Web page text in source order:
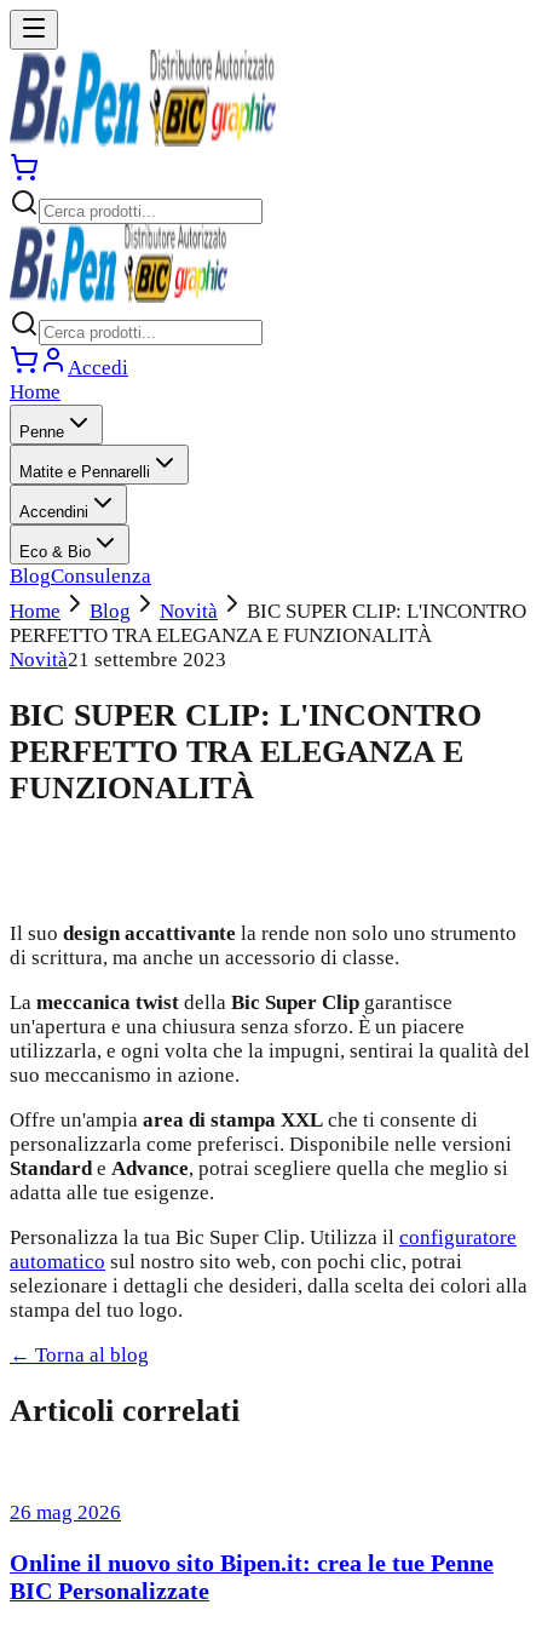
Accedi
Home
Penne
Matite e Pennarelli
Accendini
Eco & Bio
BlogConsulenza
Home
Blog Novità
BIC SUPER CLIP: L'INCONTRO
PERFETTO TRA ELEGANZA E FUNZIONALITÀ
Novità21 settembre 2023
BIC SUPER CLIP: L'INCONTRO
PERFETTO TRA ELEGANZA E
FUNZIONALITÀ
Il suo design accattivante la rende non solo uno strumento
di scrittura, ma anche un accessorio di classe.
La meccanica twist della Bic Super Clip garantisce
un'apertura e una chiusura senza sforzo. È un piacere
utilizzarla, e ogni volta che la impugni, sentirai la qualità del
suo meccanismo in azione.
Offre un'ampia area di stampa XXL che ti consente di
personalizzarla come preferisci. Disponibile nelle versioni
Standarde Advance, potrai scegliere quella che meglio si
adatta alle tue esigenze.
Personalizza la tua Bic Super Clip. Utilizza il configuratore
automatico sul nostro sito web, con pochi clic, potrai
selezionare i dettagli che desideri, dalla scelta dei colori alla
stampa del tuo logo.
← Torna al blog
Articoli correlati
26 mag 2026
Online il nuovo sito Bipen.it: crea le tue Penne
BIC Personalizzate